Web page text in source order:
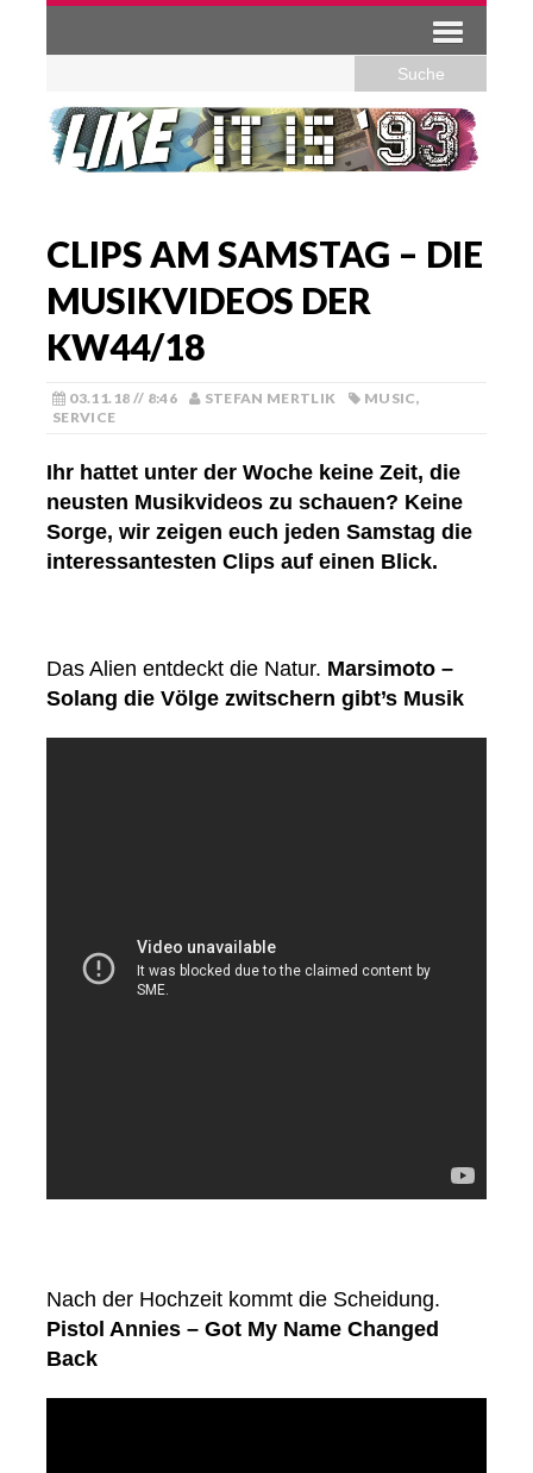
CLIPS AM SAMSTAG – DIE
MUSIKVIDEOS DER
KW44/18
03.11.18 // 8:46 STEFAN MERTLIK MUSIC,
SERVICE
Ihr hattet unter der Woche keine Zeit, die
neusten Musikvideos zu schauen? Keine
Sorge, wir zeigen euch jeden Samstag die
interessantesten Clips auf einen Blick.
Das Alien entdeckt die Natur. Marsimoto –
Solang die Völge zwitschern gibt’s Musik
Nach der Hochzeit kommt die Scheidung.
Pistol Annies – Got My Name Changed
Back